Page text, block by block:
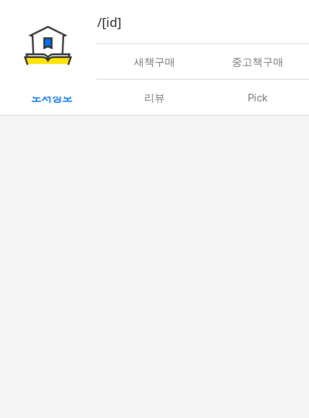
book/rent/[id]
대여 새책구매 중고책구매
도서정보 리뷰 Pick